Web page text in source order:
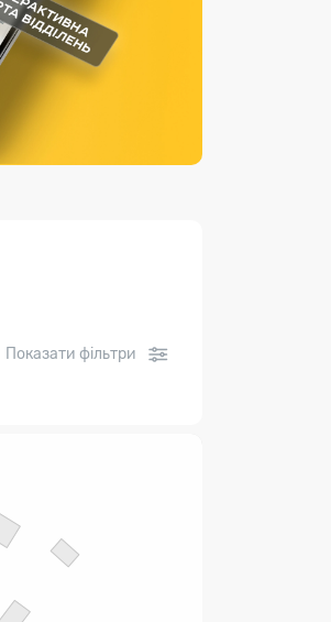
Маркет»
Показати фільтри